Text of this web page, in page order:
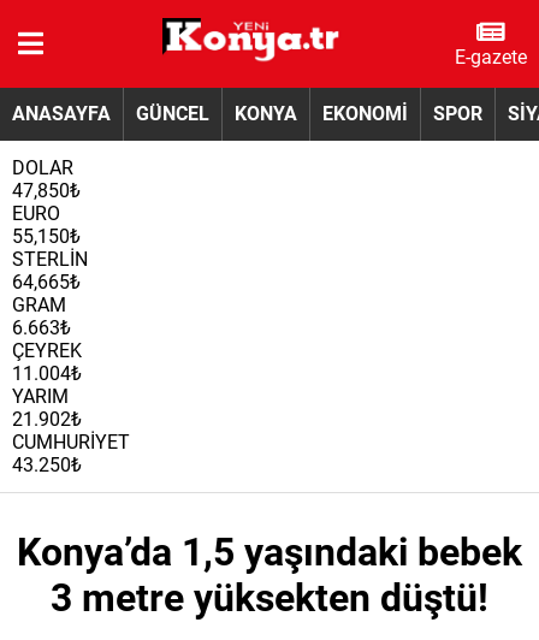
E-gazete
ANASAYFA GÜNCEL KONYA EKONOMİ SPOR
DOLAR
47,850₺
EURO
55,150₺
STERLİN
64,665₺
GRAM
6.663₺
ÇEYREK
11.004₺
YARIM
21.902₺
CUMHURİYET
43.250₺
Konya’da 1,5 yaşındaki bebek
3 metre yüksekten düştü!